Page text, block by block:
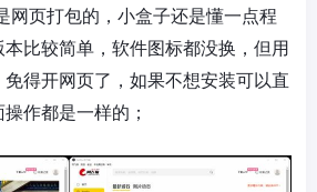
网页打包的，小盒子还是懂一点程
比较简单，软件图标都没换，但用
得开网页了，如果不想安装可以直
作都是一样的；